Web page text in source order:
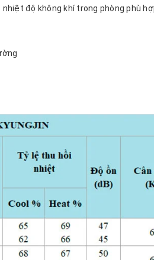
độ không khí trong phòng phù